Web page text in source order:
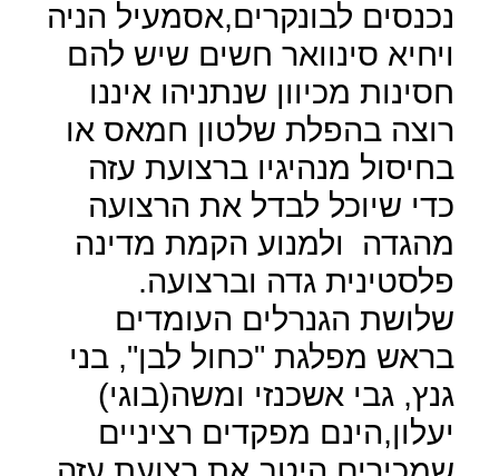
נכנסים לבונקרים,אסמעיל הניה
ויחיא סינוואר חשים שיש להם
חסינות מכיוון שנתניהו איננו
רוצה בהפלת שלטון חמאס או
בחיסול מנהיגיו ברצועת עזה
כדי שיוכל לבדל את הרצועה
מהגדה
ולמנוע הקמת מדינה
פלסטינית גדה וברצועה.
שלושת הגנרלים העומדים
בראש מפלגת "כחול לבן", בני
גנץ, גבי אשכנזי ומשה(בוגי)
יעלון,הינם מפקדים רציניים